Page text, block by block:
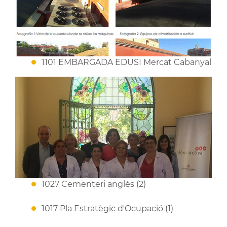
1101 EMBARGADA EDUSI Mercat Cabanyal
1027 Cementeri anglés (2)
1017 Pla Estratègic d'Ocupació (1)